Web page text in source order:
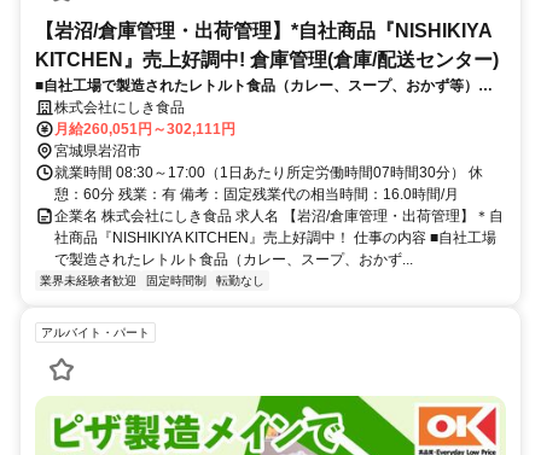
【岩沼/倉庫管理・出荷管理】*自社商品『NISHIKIYA
KITCHEN』売上好調中! 倉庫管理(倉庫/配送センター)
■自社工場で製造されたレトルト食品（カレー、スープ、おかず等）や
原材料・資材の、倉庫内における受発注管理、在庫管理、および全国の
店舗・量販店・EC・卸先への出荷管理業務全般を担当します。【具体的
には
株式会社にしき食品
月給260,051円～302,111円
宮城県岩沼市
就業時間 08:30～17:00（1日あたり所定労働時間07時間30分） 休
憩：60分 残業：有 備考：固定残業代の相当時間：16.0時間/月
企業名 株式会社にしき食品 求人名 【岩沼/倉庫管理・出荷管理】＊自
社商品『NISHIKIYA KITCHEN』売上好調中！ 仕事の内容 ■自社工場
で製造されたレトルト食品（カレー、スープ、おかず...
業界未経験者歓迎 固定時間制 転勤なし
アルバイト・パート